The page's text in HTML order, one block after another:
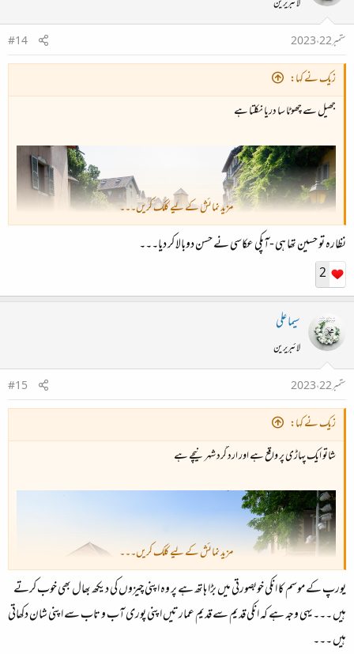
لائبریرین
ستمبر 22، 2023
#14
زیک نے کہا:
جھیل سے چھوٹا سا دریا نکلتا ہے
مزید نمائش کے لیے کلک کریں۔۔۔
نظارہ تو حسین تھا ہی -آپکی عکاسی نے حسن دوبالا کر دیا۔۔۔
2
سیما علی
لائبریرین
ستمبر 22، 2023
#15
زیک نے کہا:
شاتو ایک پہاڑی پر واقع ہے اور ارد گرد شہر نیچے ہے
مزید نمائش کے لیے کلک کریں۔۔۔
یورپ کے موسم کا انکی خوبصورتی میں بڑا ہاتھ ہے پر وہ اپنی چیزوں کی دیکھ بھال بھی خوب کرتے
ہیں ۔۔۔یہی وجہ ہے کہ انکی قدیم سے قدیم عمارتیں اپنی پوری آب و تاب سے اپنی شان دکھاتی
ہیں ۔۔۔